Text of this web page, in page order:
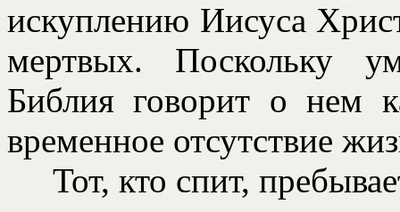
искуплению Иисуса
мертвых. Поскольку
Библия говорит о нем
временное отсутствие
Тот, кто спит,